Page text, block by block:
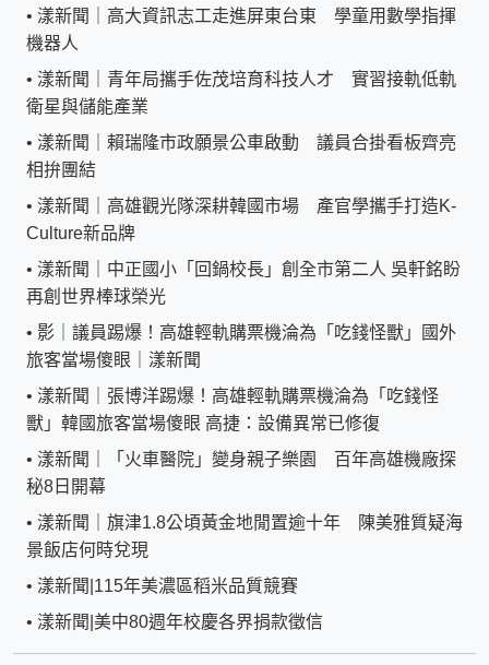
• 漾新聞｜高大資訊志工走進屏東台東 學童用數學指揮
機器人
• 漾新聞｜青年局攜手佐茂培育科技人才 實習接軌低軌
衛星與儲能產業
• 漾新聞｜賴瑞隆市政願景公車啟動 議員合掛看板齊亮
相拚團結
• 漾新聞｜高雄觀光隊深耕韓國市場 產官學攜手打造K-
Culture新品牌
• 漾新聞｜中正國小「回鍋校長」創全市第二人 吳軒銘盼
再創世界棒球榮光
• 影｜議員踢爆！高雄輕軌購票機淪為「吃錢怪獸」國外
旅客當場傻眼｜漾新聞
• 漾新聞｜張博洋踢爆！高雄輕軌購票機淪為「吃錢怪
獸」韓國旅客當場傻眼 高捷：設備異常已修復
• 漾新聞｜「火車醫院」變身親子樂園 百年高雄機廠探
秘8日開幕
• 漾新聞｜旗津1.8公頃黃金地閒置逾十年 陳美雅質疑海
景飯店何時兌現
• 漾新聞|115年美濃區稻米品質競賽
• 漾新聞|美中80週年校慶各界捐款徵信